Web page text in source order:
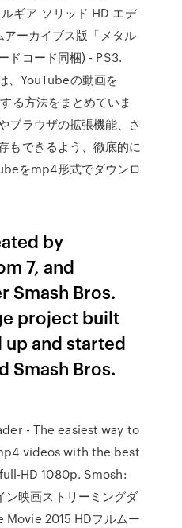
ギア ソリッド HD エデ
ーカイブス版「メタル
ドコード同梱) - PS3.
、YouTubeの動画を
る方法をまとめていま
ブラウザの拡張機能、さ
もできるよう、徹底的に
をmp4形式でダウンロ
by
7, and
Smash Bros.
project built
and started
Smash Bros.
- The easiest way to
videos with the best
HD 1080p. Smosh:
映画ストリーミングダ
Movie 2015 HDフルムー